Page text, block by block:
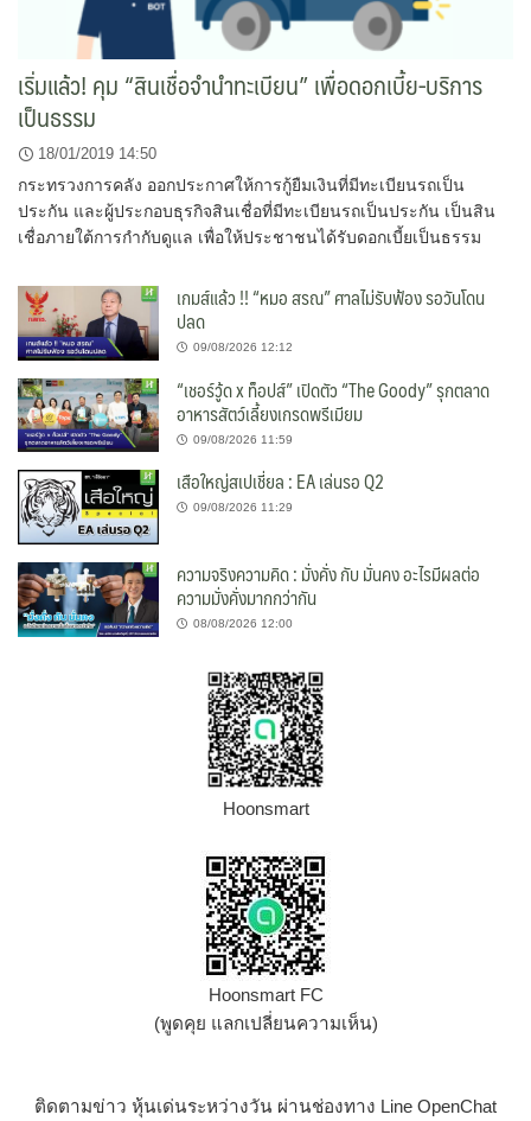
เริ่มแล้ว! คุม “สินเชื่อจำนำทะเบียน” เพื่อดอกเบี้ย-บริการ
เป็นธรรม
18/01/2019 14:50
กระทรวงการคลัง ออกประกาศให้การกู้ยืมเงินที่มีทะเบียนรถเป็น
ประกัน และผู้ประกอบธุรกิจสินเชื่อที่มีทะเบียนรถเป็นประกัน เป็นสิน
เชื่อภายใต้การกำกับดูแล เพื่อให้ประชาชนได้รับดอกเบี้ยเป็นธรรม
เกมส์แล้ว !! “หมอ สรณ” ศาลไม่รับฟ้อง รอวันโดน
ปลด
09/08/2026 12:12
“เชอร์วู้ด x ท็อปส์” เปิดตัว “The Goody” รุกตลาด
อาหารสัตว์เลี้ยงเกรดพรีเมียม
09/08/2026 11:59
เสือใหญ่สเปเชี่ยล : EA เล่นรอ Q2
09/08/2026 11:29
ความจริงความคิด : มั่งคั่ง กับ มั่นคง อะไรมีผลต่อ
ความมั่งคั่งมากกว่ากัน
08/08/2026 12:00
Hoonsmart
Hoonsmart FC
(พูดคุย แลกเปลี่ยนความเห็น)
ติดตามข่าว หุ้นเด่นระหว่างวัน ผ่านช่องทาง Line OpenChat